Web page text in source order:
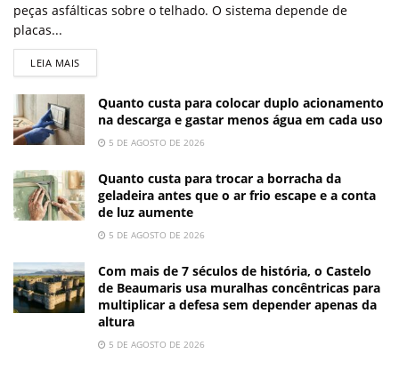
peças asfálticas sobre o telhado. O sistema depende de
placas...
LEIA MAIS
Quanto custa para colocar duplo acionamento
na descarga e gastar menos água em cada uso
5 DE AGOSTO DE 2026
Quanto custa para trocar a borracha da
geladeira antes que o ar frio escape e a conta
de luz aumente
5 DE AGOSTO DE 2026
Com mais de 7 séculos de história, o Castelo
de Beaumaris usa muralhas concêntricas para
multiplicar a defesa sem depender apenas da
altura
5 DE AGOSTO DE 2026